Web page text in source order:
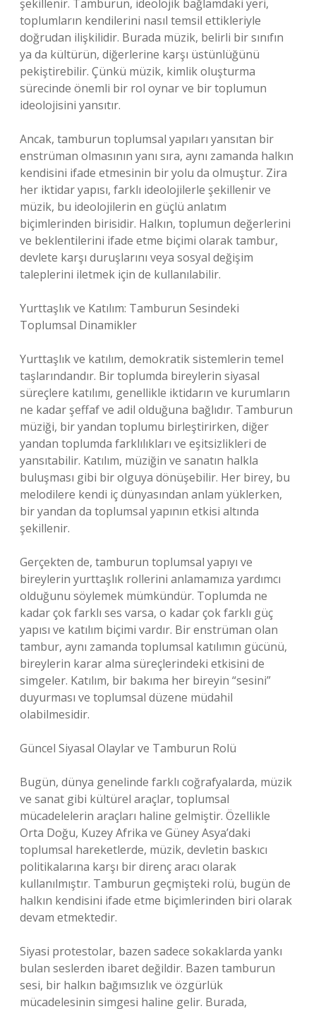
şekillenir. Tamburun, ideolojik bağlamdaki yeri,
toplumların kendilerini nasıl temsil ettikleriyle
doğrudan ilişkilidir. Burada müzik, belirli bir sınıfın
ya da kültürün, diğerlerine karşı üstünlüğünü
pekiştirebilir. Çünkü müzik, kimlik oluşturma
sürecinde önemli bir rol oynar ve bir toplumun
ideolojisini yansıtır.
Ancak, tamburun toplumsal yapıları yansıtan bir
enstrüman olmasının yanı sıra, aynı zamanda halkın
kendisini ifade etmesinin bir yolu da olmuştur. Zira
her iktidar yapısı, farklı ideolojilerle şekillenir ve
müzik, bu ideolojilerin en güçlü anlatım
biçimlerinden birisidir. Halkın, toplumun değerlerini
ve beklentilerini ifade etme biçimi olarak tambur,
devlete karşı duruşlarını veya sosyal değişim
taleplerini iletmek için de kullanılabilir.
Yurttaşlık ve Katılım: Tamburun Sesindeki
Toplumsal Dinamikler
Yurttaşlık ve katılım, demokratik sistemlerin temel
taşlarındandır. Bir toplumda bireylerin siyasal
süreçlere katılımı, genellikle iktidarın ve kurumların
ne kadar şeffaf ve adil olduğuna bağlıdır. Tamburun
müziği, bir yandan toplumu birleştirirken, diğer
yandan toplumda farklılıkları ve eşitsizlikleri de
yansıtabilir. Katılım, müziğin ve sanatın halkla
buluşması gibi bir olguya dönüşebilir. Her birey, bu
melodilere kendi iç dünyasından anlam yüklerken,
bir yandan da toplumsal yapının etkisi altında
şekillenir.
Gerçekten de, tamburun toplumsal yapıyı ve
bireylerin yurttaşlık rollerini anlamamıza yardımcı
olduğunu söylemek mümkündür. Toplumda ne
kadar çok farklı ses varsa, o kadar çok farklı güç
yapısı ve katılım biçimi vardır. Bir enstrüman olan
tambur, aynı zamanda toplumsal katılımın gücünü,
bireylerin karar alma süreçlerindeki etkisini de
simgeler. Katılım, bir bakıma her bireyin “sesini”
duyurması ve toplumsal düzene müdahil
olabilmesidir.
Güncel Siyasal Olaylar ve Tamburun Rolü
Bugün, dünya genelinde farklı coğrafyalarda, müzik
ve sanat gibi kültürel araçlar, toplumsal
mücadelelerin araçları haline gelmiştir. Özellikle
Orta Doğu, Kuzey Afrika ve Güney Asya’daki
toplumsal hareketlerde, müzik, devletin baskıcı
politikalarına karşı bir direnç aracı olarak
kullanılmıştır. Tamburun geçmişteki rolü, bugün de
halkın kendisini ifade etme biçimlerinden biri olarak
devam etmektedir.
Siyasi protestolar, bazen sadece sokaklarda yankı
bulan seslerden ibaret değildir. Bazen tamburun
sesi, bir halkın bağımsızlık ve özgürlük
mücadelesinin simgesi haline gelir. Burada,